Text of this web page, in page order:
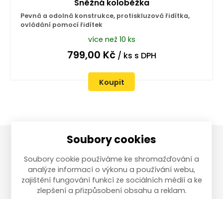
Sněžná koloběžka
Pevná a odolná konstrukce, protiskluzová řidítka,
ovládání pomocí řidítek
více než 10 ks
799,00 Kč/ ks s DPH
Koupit
Vše o nákupu
Obchodní podmínky
Reklamace,
vrácení, servis
Reklamační řád
Soubory cookies
Soubory cookie používáme ke shromažďování a
analýze informací o výkonu a používání webu,
zajištění fungování funkcí ze sociálních médií a ke
zlepšení a přizpůsobení obsahu a reklam.